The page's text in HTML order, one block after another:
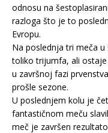
odnosu na
razloga što je to
Evropu.
Na poslednja tri meča
toliko trijumfa, ali
u završnoj fazi
prošle sezone.
U poslednjem kolu je
fantastičnom meču
meč je završen